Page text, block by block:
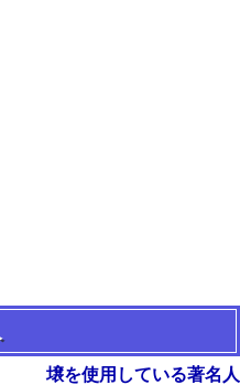
壌を使用している著名人